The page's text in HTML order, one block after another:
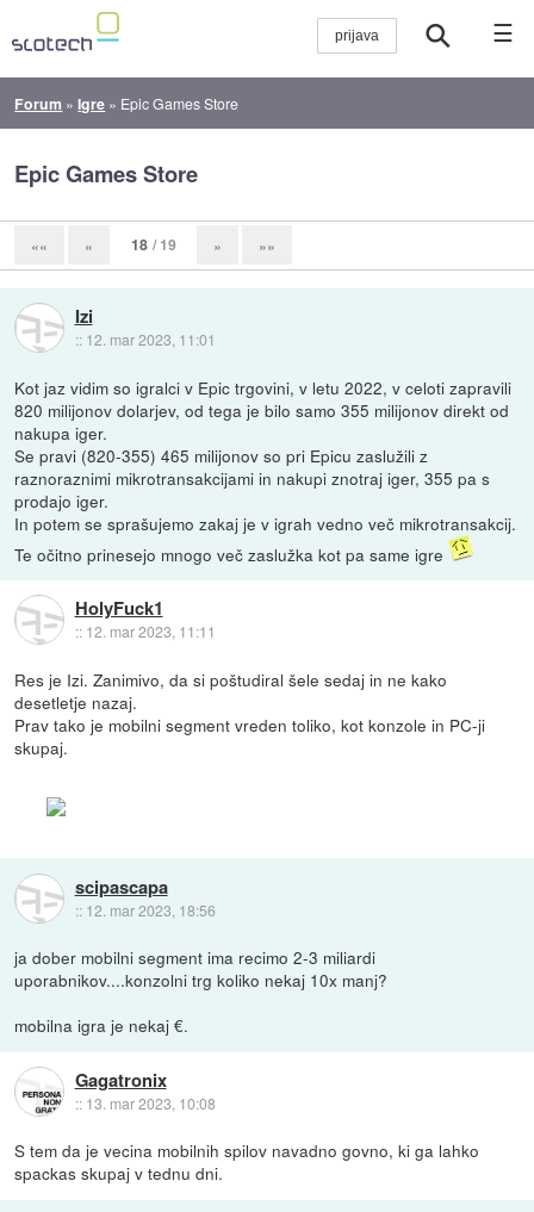
☰
Forum »Igre » Epic Games Store
Epic Games Store
«« « 18 / 19 » »»
Izi
:: 12. mar 2023, 11:01
Kot jaz vidim so igralci v Epic trgovini, v letu 2022, v celoti zapravili
820 milijonov dolarjev, od tega je bilo samo 355 milijonov direkt od
nakupa iger.
Se pravi (820-355) 465 milijonov so pri Epicu zaslužili z
raznoraznimi mikrotransakcijami in nakupi znotraj iger, 355 pa s
prodajo iger.
In potem se sprašujemo zakaj je v igrah vedno več mikrotransakcij.
Te očitno prinesejo mnogo več zaslužka kot pa same igre
HolyFuck1
:: 12. mar 2023, 11:11
Res je Izi. Zanimivo, da si poštudiral šele sedaj in ne kako
desetletje nazaj.
Prav tako je mobilni segment vreden toliko, kot konzole in PC-ji
skupaj.
scipascapa
:: 12. mar 2023, 18:56
ja dober mobilni segment ima recimo 2-3 miliardi
uporabnikov....konzolni trg koliko nekaj 10x manj?
mobilna igra je nekaj €.
Gagatronix
:: 13. mar 2023, 10:08
S tem da je vecina mobilnih spilov navadno govno, ki ga lahko
spackas skupaj v tednu dni.